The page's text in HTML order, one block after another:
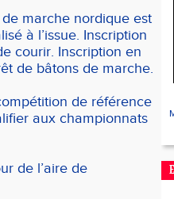
marche nordique est
à l’issue. Inscription
courir. Inscription en
de bâtons de marche.
de référence
aux championnats
de l’aire de